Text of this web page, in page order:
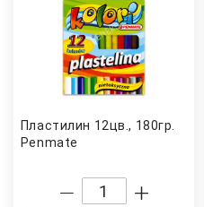
Пластилин 12цв., 180гр.
Penmate